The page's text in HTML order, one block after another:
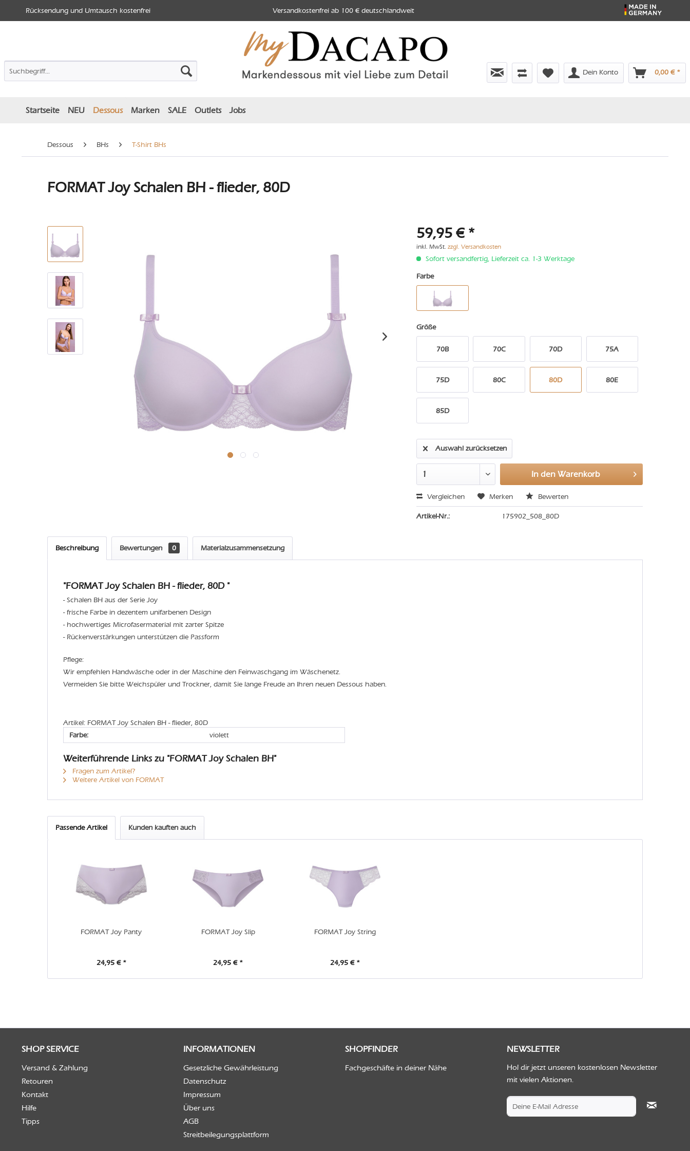
Rücksendung und Umtausch kostenfrei Versandkostenfrei ab 100 € deutschlandweit
Dein Konto 0,00 € *
Startseite NEU Dessous Marken SALE Outlets Jobs
Dessous BHs T-Shirt BHs
FORMAT Joy Schalen BH - flieder, 80D
59,95 € *
inkl. MwSt.zzgl. Versandkosten
Sofort versandfertig, Lieferzeit ca. 1-3 Werktage
Farbe
Größe
70B 70C 70D 75A
75D 80C 80D 80E
85D
Auswahl zurücksetzen
In den Warenkorb
Vergleichen Merken Bewerten
Artikel-Nr.: 175902_508_80D
Beschreibung Bewertungen 0 Materialzusammensetzung
"FORMAT Joy Schalen BH - flieder, 80D "
- Schalen BH aus der Serie Joy
- frische Farbe in dezentem unifarbenen Design
- hochwertiges Microfasermaterial mit zarter Spitze
- Rückenverstärkungen unterstützen die Passform
Pflege:
Wir empfehlen Handwäsche oder in der Maschine den Feinwaschgang im Wäschenetz.
Vermeiden Sie bitte Weichspüler und Trockner, damit Sie lange Freude an Ihren neuen Dessous haben.
Artikel: FORMAT Joy Schalen BH - flieder, 80D
Farbe:
violett
Weiterführende Links zu "FORMAT Joy Schalen BH"
Fragen zum Artikel?
Weitere Artikel von FORMAT
Passende Artikel Kunden kauften auch
FORMAT Joy Panty
24,95 € *
FORMAT Joy Slip
24,95 € *
FORMAT Joy String
24,95 € *
SHOP SERVICE
Versand & Zahlung
Retouren
Kontakt
Hilfe
Tipps
INFORMATIONEN
Gesetzliche Gewährleistung
Datenschutz
Impressum
Über uns
AGB
Streitbeilegungsplattform
SHOPFINDER
Fachgeschäfte in deiner Nähe
NEWSLETTER
Hol dir jetzt unseren kostenlosen Newsletter
mit vielen Aktionen.